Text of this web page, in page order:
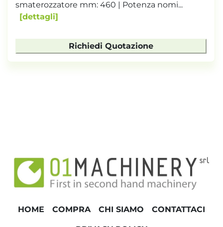
smaterozzatore mm: 460 | Potenza nomi...
dettagli
Richiedi Quotazione
HOME COMPRA CHI SIAMO CONTATTACI